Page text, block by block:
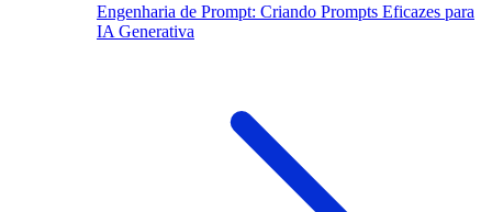
Engenharia de Prompt: Criando Prompts Eficazes para
IA Generativa